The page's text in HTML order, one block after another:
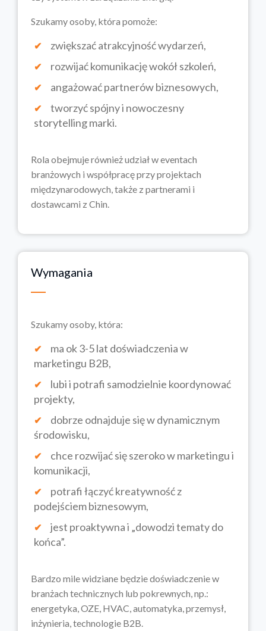
Szukamy osoby, która pomoże:
zwiększać atrakcyjność wydarzeń,
rozwijać komunikację wokół szkoleń,
angażować partnerów biznesowych,
tworzyć spójny i nowoczesny
storytelling marki.
Rola obejmuje również udział w eventach
branżowych i współpracę przy projektach
międzynarodowych, także z partnerami i
dostawcami z Chin.
Wymagania
Szukamy osoby, która:
ma ok 3-5 lat doświadczenia w
marketingu B2B,
lubi i potrafi samodzielnie koordynować
projekty,
dobrze odnajduje się w dynamicznym
środowisku,
chce rozwijać się szeroko w marketingu i
komunikacji,
potrafi łączyć kreatywność z
podejściem biznesowym,
jest proaktywna i „dowodzi tematy do
końca”.
Bardzo mile widziane będzie doświadczenie w
branżach technicznych lub pokrewnych, np.:
energetyka, OZE, HVAC, automatyka, przemysł,
inżynieria, technologie B2B.